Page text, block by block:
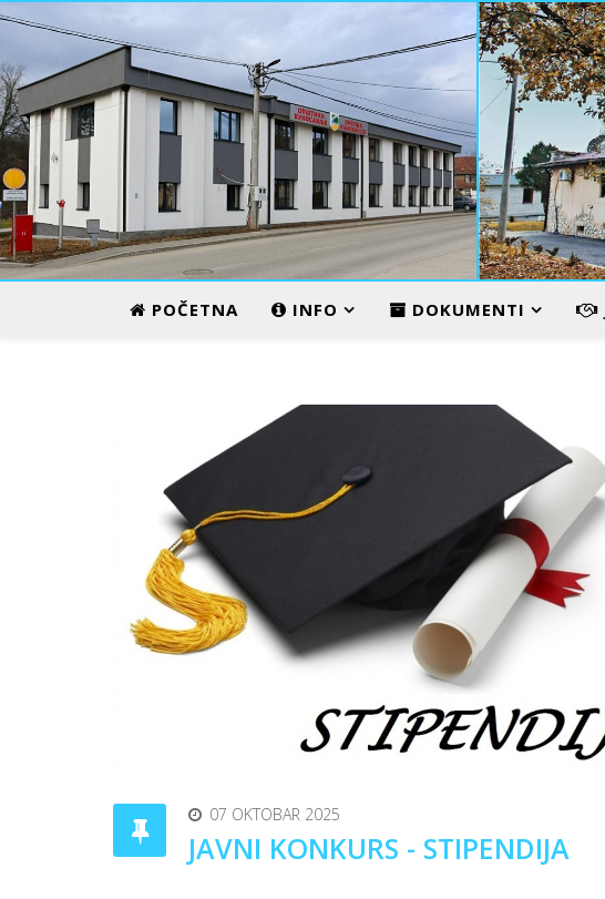
ADMINISTRATIVNI CENTAR
POČETNA INFO DOKUMENTI
07 OKTOBAR 2025
JAVNI KONKURS - STIPENDIJA